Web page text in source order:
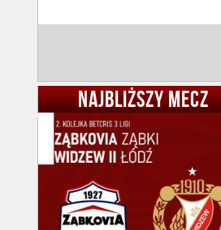
NAJBLIŻSZY MECZ